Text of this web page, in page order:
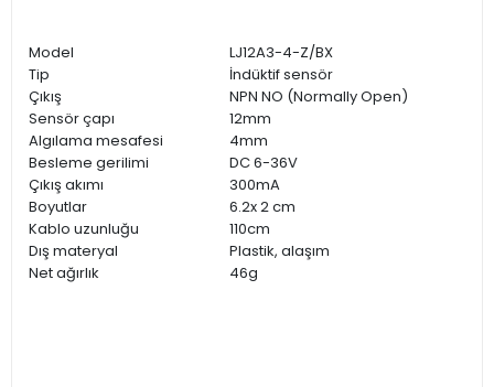
Model
LJ12A3-4-Z/BX
Tip
İndüktif sensör
Çıkış
NPN NO (Normally Open)
Sensör çapı
12mm
Algılama mesafesi
4mm
Besleme gerilimi
DC 6-36V
Çıkış akımı
300mA
Boyutlar
6.2x 2 cm
Kablo uzunluğu
110cm
Dış materyal
Plastik, alaşım
Net ağırlık
46g